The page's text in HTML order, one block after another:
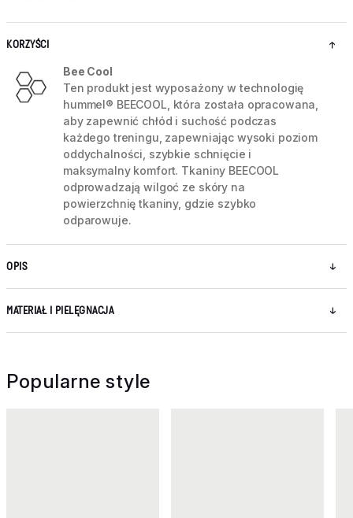
KORZYŚCI
Bee Cool
Ten produkt jest wyposażony w technologię
hummel® BEECOOL, która została opracowana,
aby zapewnić chłód i suchość podczas
każdego treningu, zapewniając wysoki poziom
oddychalności, szybkie schnięcie i
maksymalny komfort. Tkaniny BEECOOL
odprowadzają wilgoć ze skóry na
powierzchnię tkaniny, gdzie szybko
odparowuje.
OPIS
MATERIAŁ I PIELĘGNACJA
Popularne style